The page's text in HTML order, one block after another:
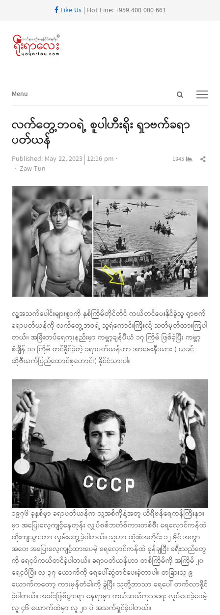
Like Us| Hot Line: +959 400 000 661
Open
Menu
Menu
လက်တွေ့ဘဝရဲ့ စူပါဟီးရိုး ရှာဗက်ခရာ
ပတ်ယန်
Published: May 22, 2023 12:16 pm
Author
Zaw Tun
1345
လူ့အသက်ပေါင်းများစွာကို နှစ်ကြိမ်တိုင်တိုင် ကယ်တင်ပေးနိုင်ခဲ့သူ ရှာဗက်
ခရာပတ်ယန်ကို လက်တွေ့ဘဝရဲ့ သူရဲကောင်းကြီးလို့ သတ်မှတ်ထားကြပါ
တယ်။ အမြီးတပ်ရေကူးနည်းမှာ ကမ္ဘာ့ချန်ပီယံ ၁၇ ကြိမ် ဖြစ်ခဲ့ပြီး ကမ္ဘာ့
စံချိန် ၁၁ ကြိမ် တင်နိုင်ခဲ့တဲ့ ခရာပတ်ယန်ဟာ အာမေးနီးယား ( ယခင်
ဆိုဗီယက်ပြည်ထောင်စုဟောင်း) နိုင်ငံသားပါ။
၁၉၇၆ ခုနှစ်မှာ ခရာပတ်ယန်က သူ့အစ်ကိုနဲ့အတူ ယီရီဗန်ရေကန်ကြီးနား
မှာ အပြေးလေ့ကျင့်နေတုန်း လျှပ်စစ်ဘတ်စ်ကားတစ်စီး ရေလှောင်ကန်ထဲ
ထိုးကျသွားတာ လှမ်းတွေ့ခဲ့ပါတယ်။ သူဟာ ထုံးစံအတိုင်း ၁၂ မိုင် အကွာ
အဝေး အပြေးလေ့ကျင့်ထားပေမဲ့ ရေလှောင်ကန်ထဲ ခုန်ချပြီး ခရီးသည်တွေ
ကို ရေငုပ်ကယ်တင်ခဲ့ပါတယ်။ ခရာပတ်ယန်ဟာ တစ်ကြိမ်ကို အကြိမ် ၂၀
ရေငုပ်ပြီး လူ ၃၇ ယောက်ကို ရေပေါ်ဆွဲတင်ပေးခဲ့တာပါ။ တခြားသူ ၉
ယောက်ကတော့ ကားမှန်တံခါးကို ခွဲပြီး သူတို့ဘာသာ ရေပေါ် တက်လာနိုင်
ခဲ့ပါတယ်။ အခင်းဖြစ်ပွားရာ နေရာမှာ ကယ်ဆယ်ကုသရေး လုပ်ပေးခဲ့ပေမဲ့
လူ ၄၆ ယောက်ထဲမှာ လူ ၂၀ ပဲ အသက်ရှင်ခဲ့ပါတယ်။